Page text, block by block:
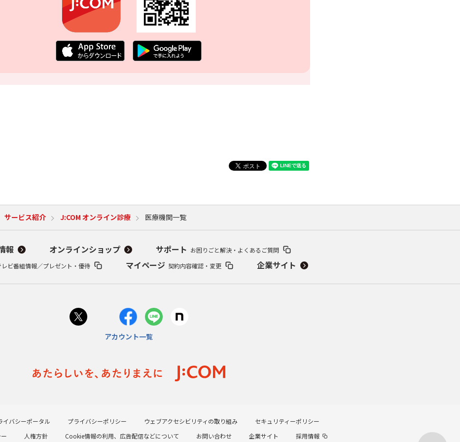
サービス紹介 J:COM オンライン診療 医療機関一覧
報 オンラインショップ サポート お困りごと解決・よくあるご質問
レビ番組情報／プレゼント・優待 マイページ 契約内容確認・変更 企業サイト
アカウント一覧
イバシーポータル プライバシーポリシー ウェブアクセシビリティの取り組み
セキュリティーポリシー
人権方針 Cookie情報の利用、広告配信などについて お問い合わせ 企業サイト 採用情報